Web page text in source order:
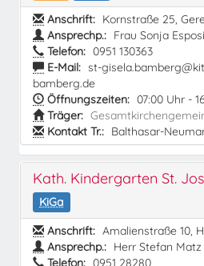
Anschrift: Kornstraße 25,
Ansprechp.: Frau Sonja
Telefon: 0951 130363
E-Mail: st-
bamberg.de
Öffnungszeiten: 07:00 Uhr -
Träger:
Kontakt Tr.: Balthasar-
Kath. Kindergarten St.
KiGa
Anschrift: Amalienstraße 10,
Ansprechp.: Herr Stefan Matz
Telefon: 0951 28280